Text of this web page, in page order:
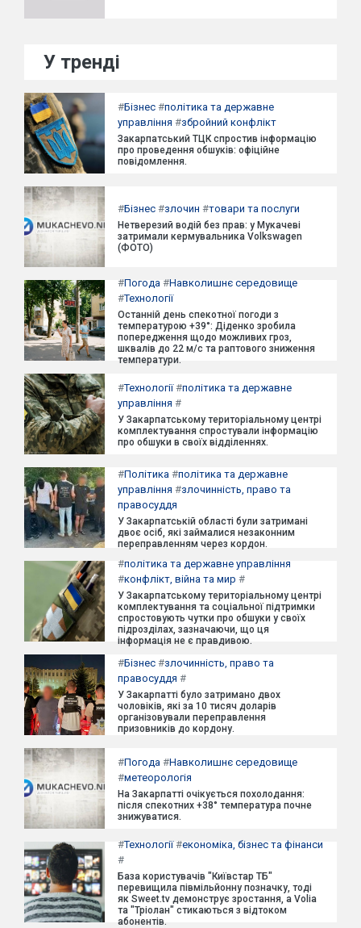
У тренді
#Бізнес #політика та державне
управління #збройний конфлікт
Закарпатський ТЦК спростив інформацію
про проведення обшуків: офіційне
повідомлення.
#Бізнес #злочин #товари та послуги
Нетверезий водій без прав: у Мукачеві
затримали кермувальника Volkswagen
(ФОТО)
#Погода #Навколишнє середовище
#Технології
Останній день спекотної погоди з
температурою +39°: Діденко зробила
попередження щодо можливих гроз,
шквалів до 22 м/с та раптового зниження
температури.
#Технології#політика та державне
управління #
У Закарпатському територіальному центрі
комплектування спростували інформацію
про обшуки в своїх відділеннях.
#Політика #політика та державне
управління #злочинність, право та
правосуддя
У Закарпатській області були затримані
двоє осіб, які займалися незаконним
переправленням через кордон.
#політика та державне управління
#конфлікт, війна та мир #
У Закарпатському територіальному центрі
комплектування та соціальної підтримки
спростовують чутки про обшуки у своїх
підрозділах, зазначаючи, що ця
інформація не є правдивою.
#Бізнес #злочинність, право та
правосуддя #
У Закарпатті було затримано двох
чоловіків, які за 10 тисяч доларів
організовували переправлення
призовників до кордону.
#Погода #Навколишнє середовище
#метеорологія
На Закарпатті очікується похолодання:
після спекотних +38° температура почне
знижуватися.
#Технології#економіка, бізнес та фінанси
#
База користувачів "Київстар ТБ"
перевищила півмільйонну позначку, тоді
як Sweet.tv демонструє зростання, а Volia
та "Тріолан" стикаються з відтоком
абонентів.